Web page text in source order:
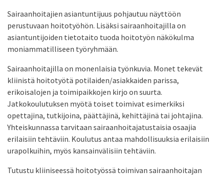
Sairaanhoitajien asiantuntijuus pohjautuu näyttöön
perustuvaan hoitotyöhön. Lisäksi sairaanhoitajilla on
asiantuntijoiden tietotaito tuoda hoitotyön näkökulma
moniammatilliseen työryhmään.
Sairaanhoitajilla on monenlaisia työnkuvia. Monet tekevät
kliinistä hoitotyötä potilaiden/asiakkaiden parissa,
erikoisalojen ja toimipaikkojen kirjo on suurta.
Jatkokoulutuksen myötä toiset toimivat esimerkiksi
opettajina, tutkijoina, päättäjinä, kehittäjinä tai johtajina.
Yhteiskunnassa tarvitaan sairaanhoitajatustaisia osaajia
erilaisiin tehtäviin. Koulutus antaa mahdollisuuksia erilaisiin
urapolkuihin, myös kansainvälisiin tehtäviin.
Tutustu kliiniseessä hoitotyössä toimivan sairaanhoitajan